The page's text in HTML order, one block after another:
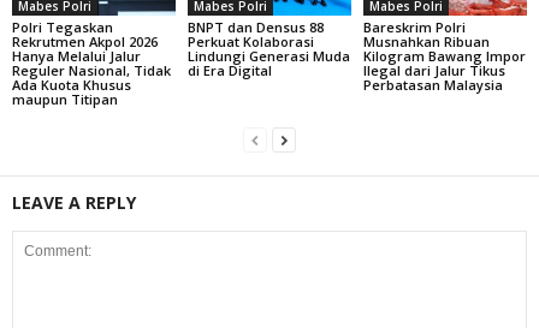
Mabes Polri
Polri Tegaskan
Rekrutmen Akpol 2026
Hanya Melalui Jalur
Reguler Nasional, Tidak
Ada Kuota Khusus
maupun Titipan
Mabes Polri
BNPT dan Densus 88
Perkuat Kolaborasi
Lindungi Generasi Muda
di Era Digital
Mabes Polri
Bareskrim Polri
Musnahkan Ribuan
Kilogram Bawang Impor
Ilegal dari Jalur Tikus
Perbatasan Malaysia
LEAVE A REPLY